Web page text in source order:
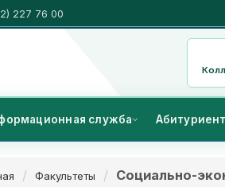
227 76 00
служба Абитуриент
Факультеты Социально-